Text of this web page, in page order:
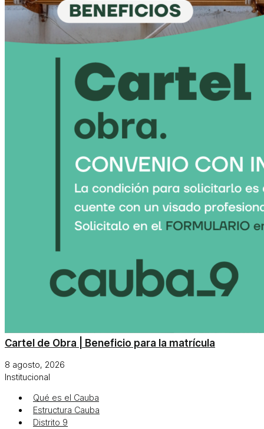
Cartel de Obra | Beneficio para la matrícula
8 agosto, 2026
Institucional
Qué es el Cauba
Estructura Cauba
Distrito 9